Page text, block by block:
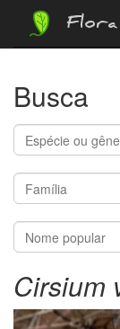
Busca
Cirsium